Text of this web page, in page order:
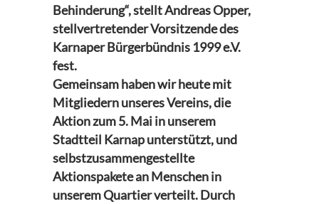
Behinderung“, stellt Andreas Opper,
stellvertretender Vorsitzende des
Karnaper Bürgerbündnis 1999 e.V.
fest.
Gemeinsam haben wir heute mit
Mitgliedern unseres Vereins, die
Aktion zum 5. Mai in unserem
Stadtteil Karnap unterstützt, und
selbstzusammengestellte
Aktionspakete an Menschen in
unserem Quartier verteilt. Durch